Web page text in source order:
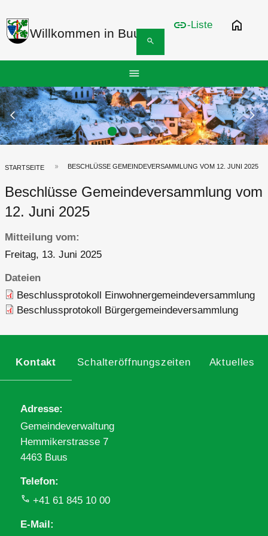
Willkommen in Buus link-Liste home
search
Hauptnavigation
Top
Bar
menu
Previous Slide
arrow_back_ios arrow_forward_ios
Pfadnavigation
STARTSEITE BESCHLÜSSE GEMEINDEVERSAMMLUNG VOM 12. JUNI 2025
Beschlüsse Gemeindeversammlung vom
12. Juni 2025
Mitteilung vom
Freitag, 13. Juni 2025
Dateien
Beschlussprotokoll Einwohnergemeindeversammlung
Beschlussprotokoll Bürgergemeindeversammlung
Kontakt Schalteröffnungszeiten Aktuelles
Adresse
Gemeindeverwaltung
Hemmikerstrasse 7
4463 Buus
Telefon
+41 61 845 10 00
E-Mail